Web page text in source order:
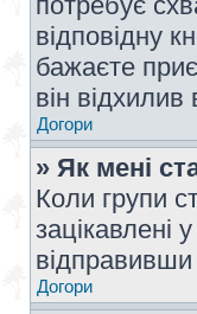
відповідну
бажаєте
він
Догори
» Як мені
Коли групи
зацікавлені
Догори